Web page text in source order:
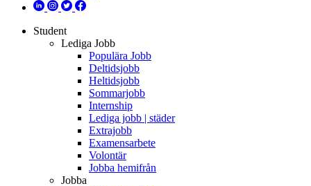
Student
Lediga Jobb
Populära Jobb
Deltidsjobb
Heltidsjobb
Sommarjobb
Internship
Lediga jobb | städer
Extrajobb
Examensarbete
Volontär
Jobba hemifrån
Jobba